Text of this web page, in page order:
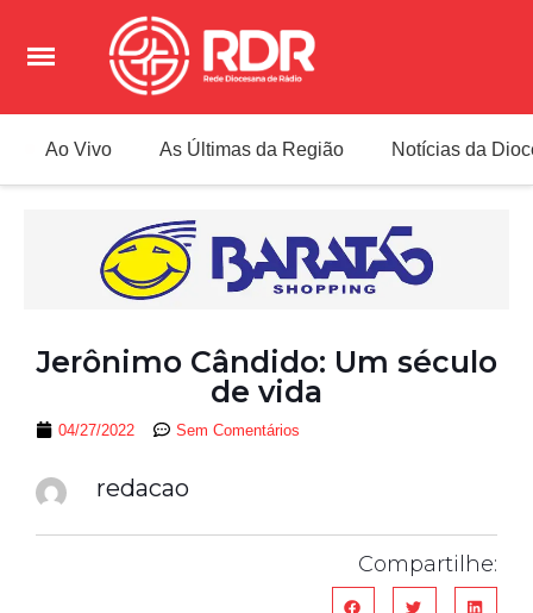
Ao Vivo As Últimas da Região Notícias da
Jerônimo Cândido: Um século
de vida
04/27/2022 Sem Comentários
redacao
Compartilhe: